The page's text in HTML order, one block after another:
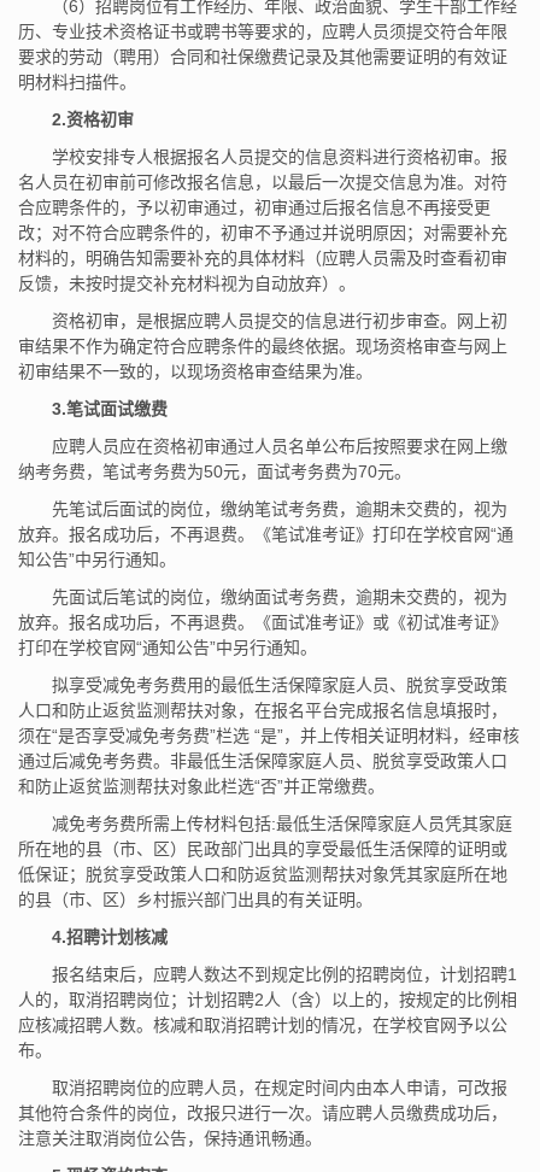
（6）招聘岗位有工作经历、年限、政治面貌、学生干部工作经
历、专业技术资格证书或聘书等要求的，应聘人员须提交符合年限
要求的劳动（聘用）合同和社保缴费记录及其他需要证明的有效证
明材料扫描件。
2.资格初审
学校安排专人根据报名人员提交的信息资料进行资格初审。报
名人员在初审前可修改报名信息，以最后一次提交信息为准。对符
合应聘条件的，予以初审通过，初审通过后报名信息不再接受更
改；对不符合应聘条件的，初审不予通过并说明原因；对需要补充
材料的，明确告知需要补充的具体材料（应聘人员需及时查看初审
反馈，未按时提交补充材料视为自动放弃）。
资格初审，是根据应聘人员提交的信息进行初步审查。网上初
审结果不作为确定符合应聘条件的最终依据。现场资格审查与网上
初审结果不一致的，以现场资格审查结果为准。
3.笔试面试缴费
应聘人员应在资格初审通过人员名单公布后按照要求在网上缴
纳考务费，笔试考务费为50元，面试考务费为70元。
先笔试后面试的岗位，缴纳笔试考务费，逾期未交费的，视为
放弃。报名成功后，不再退费。《笔试准考证》打印在学校官网“通
知公告”中另行通知。
先面试后笔试的岗位，缴纳面试考务费，逾期未交费的，视为
放弃。报名成功后，不再退费。《面试准考证》或《初试准考证》
打印在学校官网“通知公告”中另行通知。
拟享受减免考务费用的最低生活保障家庭人员、脱贫享受政策
人口和防止返贫监测帮扶对象，在报名平台完成报名信息填报时，
须在“是否享受减免考务费”栏选 “是”，并上传相关证明材料，经审核
通过后减免考务费。非最低生活保障家庭人员、脱贫享受政策人口
和防止返贫监测帮扶对象此栏选“否”并正常缴费。
减免考务费所需上传材料包括:最低生活保障家庭人员凭其家庭
所在地的县（市、区）民政部门出具的享受最低生活保障的证明或
低保证；脱贫享受政策人口和防返贫监测帮扶对象凭其家庭所在地
的县（市、区）乡村振兴部门出具的有关证明。
4.招聘计划核减
报名结束后，应聘人数达不到规定比例的招聘岗位，计划招聘1
人的，取消招聘岗位；计划招聘2人（含）以上的，按规定的比例相
应核减招聘人数。核减和取消招聘计划的情况，在学校官网予以公
布。
取消招聘岗位的应聘人员，在规定时间内由本人申请，可改报
其他符合条件的岗位，改报只进行一次。请应聘人员缴费成功后，
注意关注取消岗位公告，保持通讯畅通。